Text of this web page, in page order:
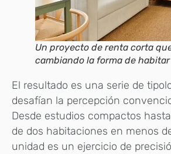
Un proyecto de renta corta
cambiando la forma de
El resultado es una serie de
desafían la percepción
Desde estudios compactos
de dos habitaciones en menos
unidad es un ejercicio de